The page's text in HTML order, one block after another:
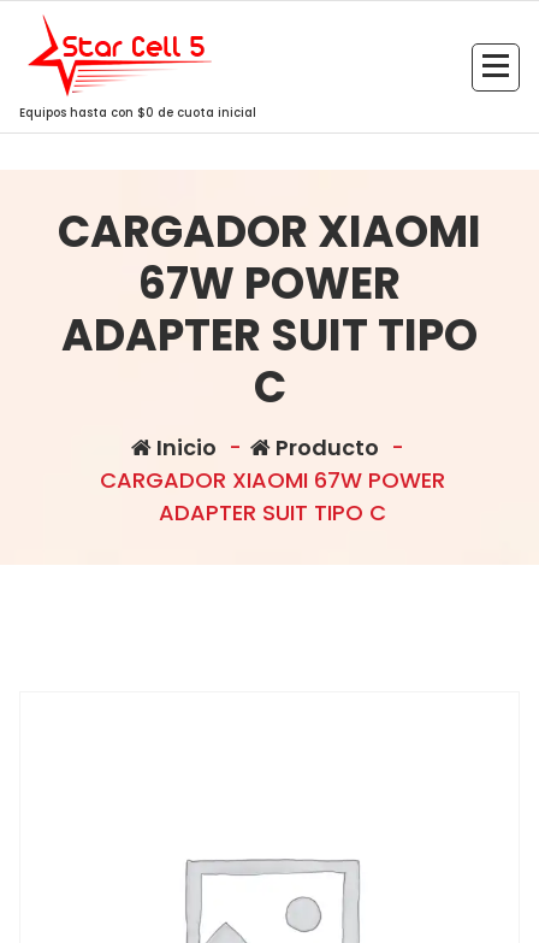
Saltar
contenido
Equipos hasta con $0 de cuota inicial
CARGADOR XIAOMI
67W POWER
ADAPTER SUIT TIPO
C
Inicio - Producto -
CARGADOR XIAOMI 67W POWER
ADAPTER SUIT TIPO C